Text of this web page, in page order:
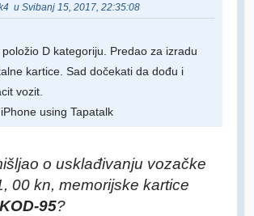
u Svibanj 15, 2017, 22:35:08
položio D kategoriju. Predao za izradu
kartice. Sad dočekati da dođu i
vozit.
using Tapatalk
o usklađivanju vozačke
00 kn, memorijske kartice
KOD-95?